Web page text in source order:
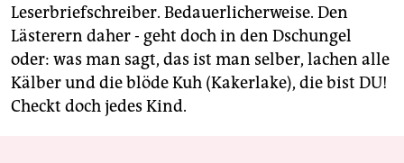
Leserbriefschreiber. Bedauerlicherweise. Den
Lästerern daher - geht doch in den Dschungel
oder: was man sagt, das ist man selber, lachen alle
Kälber und die blöde Kuh (Kakerlake), die bist DU!
Checkt doch jedes Kind.